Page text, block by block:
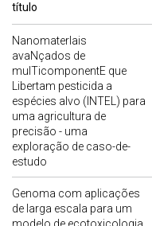
título
NanomaterIais
avaNçados de
mulTicomponentE que
Libertam pesticida a
espécies alvo (INTEL) para
uma agricultura de
precisão - uma
exploração de caso-de-
estudo
Genoma com aplicações
de larga escala para um